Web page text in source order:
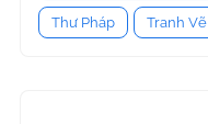
Thư Pháp Tranh Vẽ